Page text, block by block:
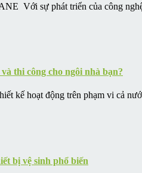
Với sự phát triển của công
thi công cho ngôi nhà bạn?
kế hoạt động trên phạm vi cả
bị vệ sinh phổ biến